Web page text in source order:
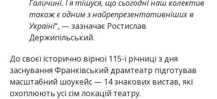
Галичині. І я тішуся, що сьогодні наш колектив
також є одним з найрепрезентативніших в
Україні“, — зазначає Ростислав
Держипільський.
До своєї історично вірної 115-ї річниці з дня
заснування Франківський драмтеатр підготував
масштабний шоукейс — 14 знакових вистав, які
охоплюють усі сім локацій театру.